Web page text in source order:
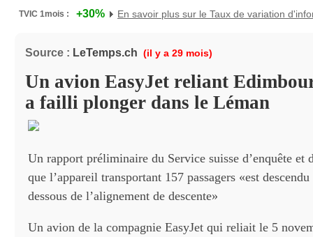
TVIC 1mois :
+30% En savoir plus sur le Taux de variation
Source : LeTemps.ch (il y a 29 mois)
Un avion EasyJet reliant
a failli plonger dans le Léman
Un rapport préliminaire du Service suisse d’enquête et
que l’appareil transportant 157 passagers «est
dessous de l’alignement de descente»
Un avion de la compagnie EasyJet qui reliait le 5